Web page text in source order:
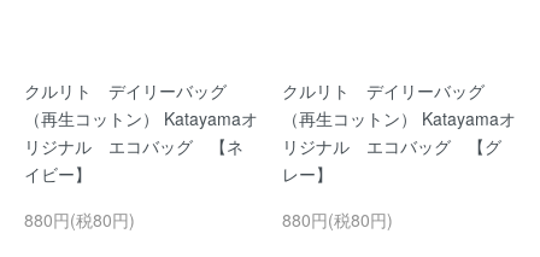
クルリト デイリーバッグ
（再生コットン） Katayamaオ
リジナル エコバッグ 【ネ
イビー】
880円(税80円)
クルリト デイリーバッグ
（再生コットン） Katayamaオ
リジナル エコバッグ 【グ
レー】
880円(税80円)